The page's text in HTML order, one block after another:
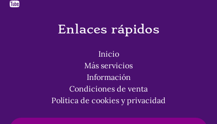
Enlaces rápidos
Inicio
Más servicios
Información
Condiciones de venta
Política de cookies y privacidad